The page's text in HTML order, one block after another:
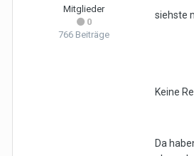
Mitglieder
0
766 Beiträge
siehste
Keine
Da